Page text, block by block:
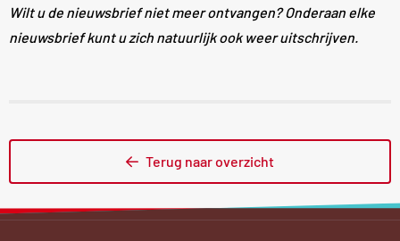
Wilt u de nieuwsbrief niet meer ontvangen? Onderaan elke
nieuwsbrief kunt u zich natuurlijk ook weer uitschrijven.
Terug naar overzicht